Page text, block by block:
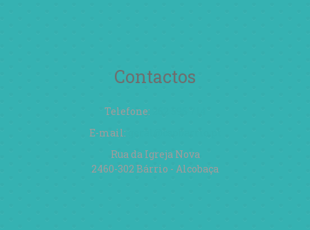
Contactos
Telefone:
E-mail:
Rua da Igreja Nova
2460-302 Bárrio - Alcobaça